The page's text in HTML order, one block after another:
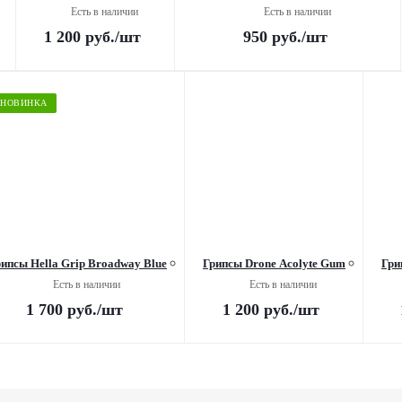
Есть в наличии
1 200 руб./шт
Есть в наличии
950руб./шт
НОВИНКА
Hella Grip Broadway Blue
Есть в наличии
1 700 руб./шт
Грипсы Drone Acolyte Gum
Есть в наличии
1 200 руб./шт